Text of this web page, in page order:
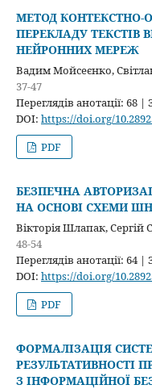
МЕТОД
ПЕРЕКЛАДУ ТЕКСТІВ
НЕЙРОННИХ МЕРЕЖ
Вадим Мойсеєнко,
37-47
Переглядів анотації: 68
DOI: https://doi.org/
PDF
БЕЗПЕЧНА
НА ОСНОВІ СХЕМИ
Вікторія Шлапак, Сергій
48-54
Переглядів анотації: 64
DOI: https://doi.org/
PDF
ФОРМАЛІЗАЦІЯ
РЕЗУЛЬТАТИВНОСТІ
З ІНФОРМАЦІЙНОЇ